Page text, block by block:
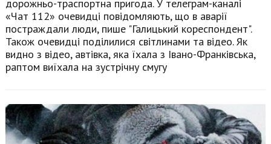
дорожньо-траспортна пригода. У телеграм-каналі
«Чат 112» очевидці повідомляють, що в аварії
постраждали люди, пише "Галицький кореспондент".
Також очевидці поділилися світлинами та відео. Як
видно з відео, автівка, яка їхала з Івано-Франківська,
раптом виїхала на зустрічну смугу